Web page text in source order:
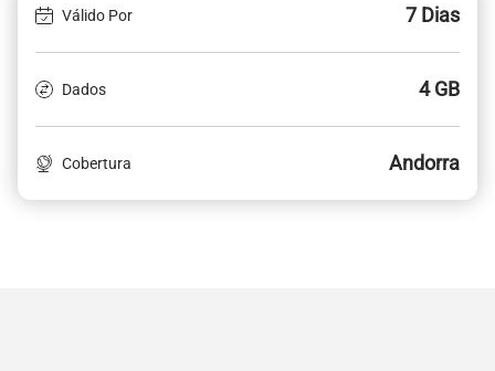
Válido Por 7 Dias
Dados 4 GB
Cobertura Andorra